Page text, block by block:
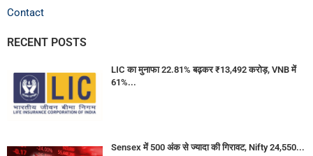
Contact
RECENT POSTS
LIC का मुनाफा 22.81% बढ़कर ₹13,492 करोड़, VNB में
61%...
Sensex में 500 अंक से ज्यादा की गिरावट, Nifty 24,550...